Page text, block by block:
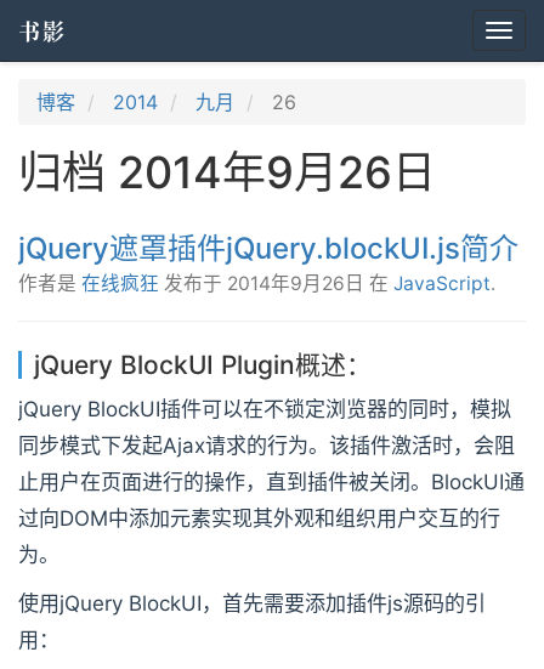
书影
博客 2014 九月 26
归档 2014年9月26日
jQuery遮罩插件jQuery.blockUI.js简介
作者是 在线疯狂 发布于 2014年9月26日 在 JavaScript.
jQuery BlockUI Plugin概述：
jQuery BlockUI插件可以在不锁定浏览器的同时，模拟
同步模式下发起Ajax请求的行为。该插件激活时，会阻
止用户在页面进行的操作，直到插件被关闭。BlockUI通
过向DOM中添加元素实现其外观和组织用户交互的行
为。
使用jQuery BlockUI，首先需要添加插件js源码的引
用：